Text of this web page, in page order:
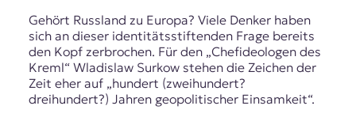
Gehört Russland zu Europa? Viele Denker haben
sich an dieser identitätsstiftenden Frage bereits
den Kopf zerbrochen. Für den „Chefideologen des
Kreml“ Wladislaw Surkow stehen die Zeichen der
Zeit eher auf „hundert (zweihundert?
dreihundert?) Jahren geopolitischer Einsamkeit“.